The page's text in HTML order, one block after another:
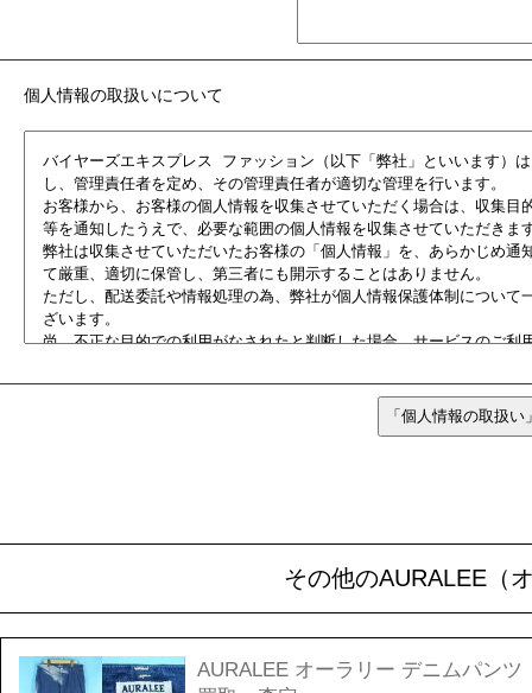
個人情報の取扱いについて
その他のAURALEE（
AURALEE オーラリー デニムパンツ